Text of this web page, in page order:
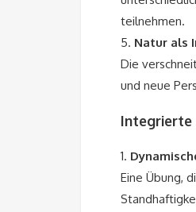
teilnehmen.
5. Natur als
Die
und neue
Integrierte
1.
Eine Übung,